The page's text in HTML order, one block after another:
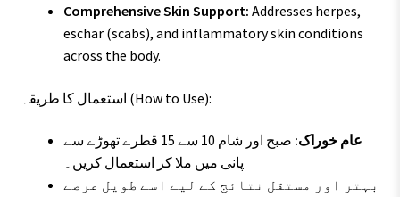
Comprehensive Skin Support: Addresses herpes,
eschar (scabs), and inflammatory skin conditions
across the body.
استعمال کا طریقہ (How to Use):
عام خوراک:
صبح اور شام 10 سے 15 قطرے تھوڑے سے
پانی میں ملا کر استعمال کریں۔
بہتر اور مستقل نتائج کے لیے اسے طویل عرصے